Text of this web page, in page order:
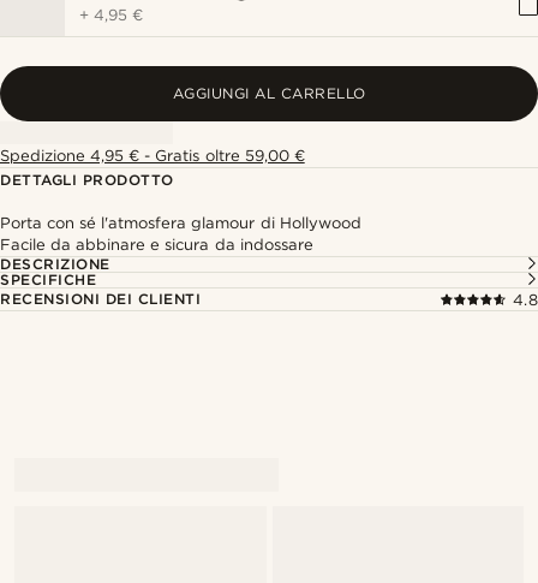
+4,95 €
AGGIUNGI AL CARRELLO
Spedizione 4,95 € - Gratis oltre 59,00 €
DETTAGLI PRODOTTO
Porta con sé l'atmosfera glamour di Hollywood
Facile da abbinare e sicura da indossare
DESCRIZIONE
SPECIFICHE
RECENSIONI DEI CLIENTI
4.8